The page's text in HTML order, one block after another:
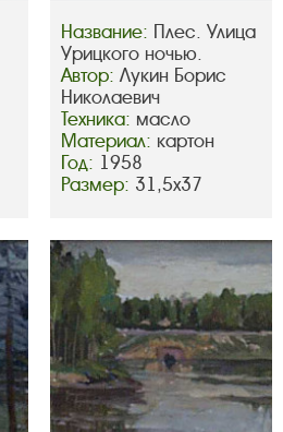
Название: Плес. Улица
Урицкого ночью.
Автор: Лукин Борис
Николаевич
Техника: масло
Материал: картон
Год: 1958
Размер: 31,5х37